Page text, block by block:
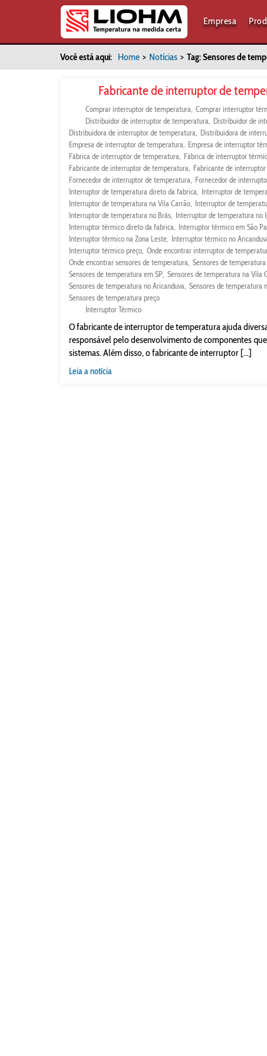
Empresa
Você está aqui: Home > Notícias > Tag: Sensores de
Fabricante de interruptor de
Comprar interruptor de temperatura Comprar interruptor
Distribuidor de interruptor de temperatura
Distribuidor de
Distribuidora de interruptor de temperatura
Distribuidora de
Empresa de interruptor de temperatura
Empresa de interruptor
Fábrica de interruptor de temperatura
Fábrica de interruptor
Fabricante de interruptor de temperatura
Fabricante de
Fornecedor de interruptor de temperatura
Fornecedor de
Interruptor de temperatura direto da fabrica
Interruptor de
Interruptor de temperatura na Vila Carrão Interruptor de
Interruptor de temperatura no Brás Interruptor de temperatura no
Interruptor térmico direto da fabrica
Interruptor térmico em São
Interruptor térmico na Zona Leste Interruptor térmico no
Interruptor térmico preço Onde encontrar interruptor de
Onde encontrar sensores de temperatura Sensores de
Sensores de temperatura em SP Sensores de temperatura na Vila
Sensores de temperatura no Aricanduva Sensores de temperatura
Sensores de temperatura preço
Interruptor Térmico
O fabricante de interruptor de temperatura ajuda
responsável pelo desenvolvimento de componentes
sistemas. Além disso, o fabricante de interruptor [...]
Leia a notícia